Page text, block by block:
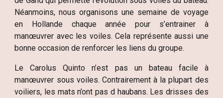
Néanmoins, nous organisons une semaine de voyage
en Hollande chaque année pour s’entrainer à
manœuvrer avec les voiles. Cela représente aussi une
bonne occasion de renforcer les liens du groupe.
Le Carolus Quinto n’est pas un bateau facile à
manœuvrer sous voiles. Contrairement à la plupart des
voiliers, les mats n’ont pas d haubans. Les drisses des